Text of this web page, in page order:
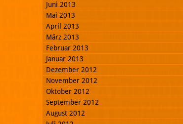
Juni 2013
Mai 2013
April 2013
März 2013
Februar 2013
Januar 2013
Dezember 2012
November 2012
Oktober 2012
September 2012
August 2012